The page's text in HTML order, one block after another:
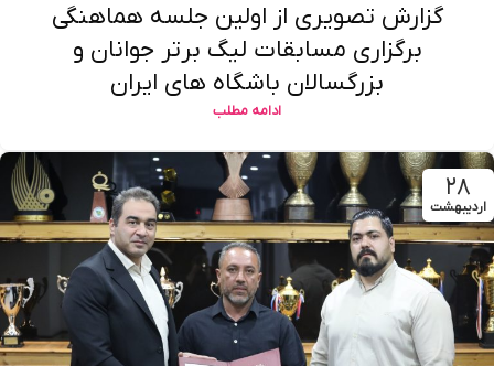
گزارش تصویری از اولین جلسه هماهنگی
برگزاری مسابقات لیگ برتر جوانان و
بزرگسالان باشگاه های ایران
ادامه مطلب
۲۸
اردیبهشت